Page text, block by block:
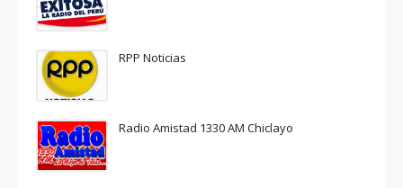
RPP Noticias
Radio Amistad 1330 AM Chiclayo